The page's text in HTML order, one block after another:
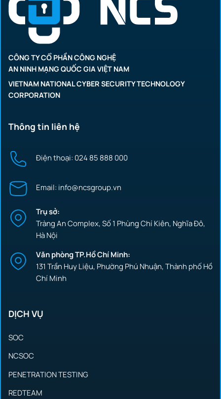
CÔNG TY CỔ PHẦN CÔNG NGHỆ
AN NINH MẠNG QUỐC GIA VIỆT NAM
VIETNAM NATIONAL CYBER SECURITY TECHNOLOGY
CORPORATION
Thông tin liên hệ
Điện thoại: 024 85 888 000
Email: info@ncsgroup.vn
Trụ sở:
Tràng An Complex, Số 1 Phùng Chí Kiên, Nghĩa Đô,
Hà Nội
Văn phòng TP.Hồ Chí Minh:
131 Trần Huy Liệu, Phường Phú Nhuận, Thành phố Hồ
Chí Minh
DỊCH VỤ
SOC
NCSOC
PENETRATION TESTING
REDTEAM